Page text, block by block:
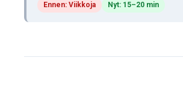
Ennen: Viikkoja Nyt: 15–20 min